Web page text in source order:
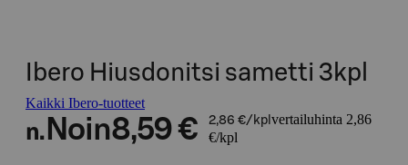
Ibero Hiusdonitsi sametti 3kpl
Kaikki Ibero-tuotteet
n. Noin8,59 € 2,86 €/kpl vertailuhinta 2,86
€/kpl